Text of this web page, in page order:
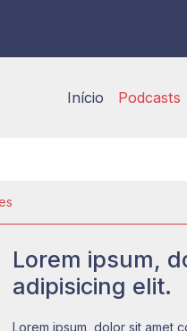
Início Podcasts
Lorem ipsum,
adipisicing elit.
Lorem ipsum, dolor sit amet